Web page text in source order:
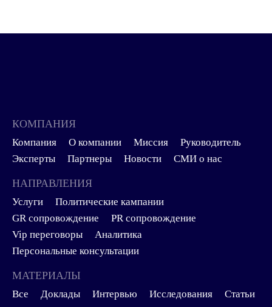
КОМПАНИЯ
Компания О компании Миссия
Руководитель
Эксперты
Партнеры Новости СМИ о нас
НАПРАВЛЕНИЯ
Услуги
Политические кампании
GR сопровождение
PR сопровождение
Vip переговоры
Аналитика
Персональные консультации
МАТЕРИАЛЫ
Все Доклады Интервью Исследования Статьи